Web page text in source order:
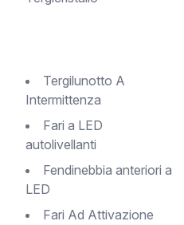
Tergilunotto A
Intermittenza
Fari a LED
autolivellanti
Fendinebbia anteriori a
LED
Fari Ad Attivazione